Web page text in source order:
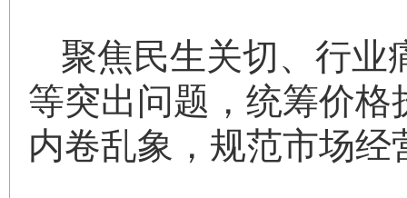
聚焦民生关切、行业
等突出问题，统筹价
内卷乱象，规范市场经